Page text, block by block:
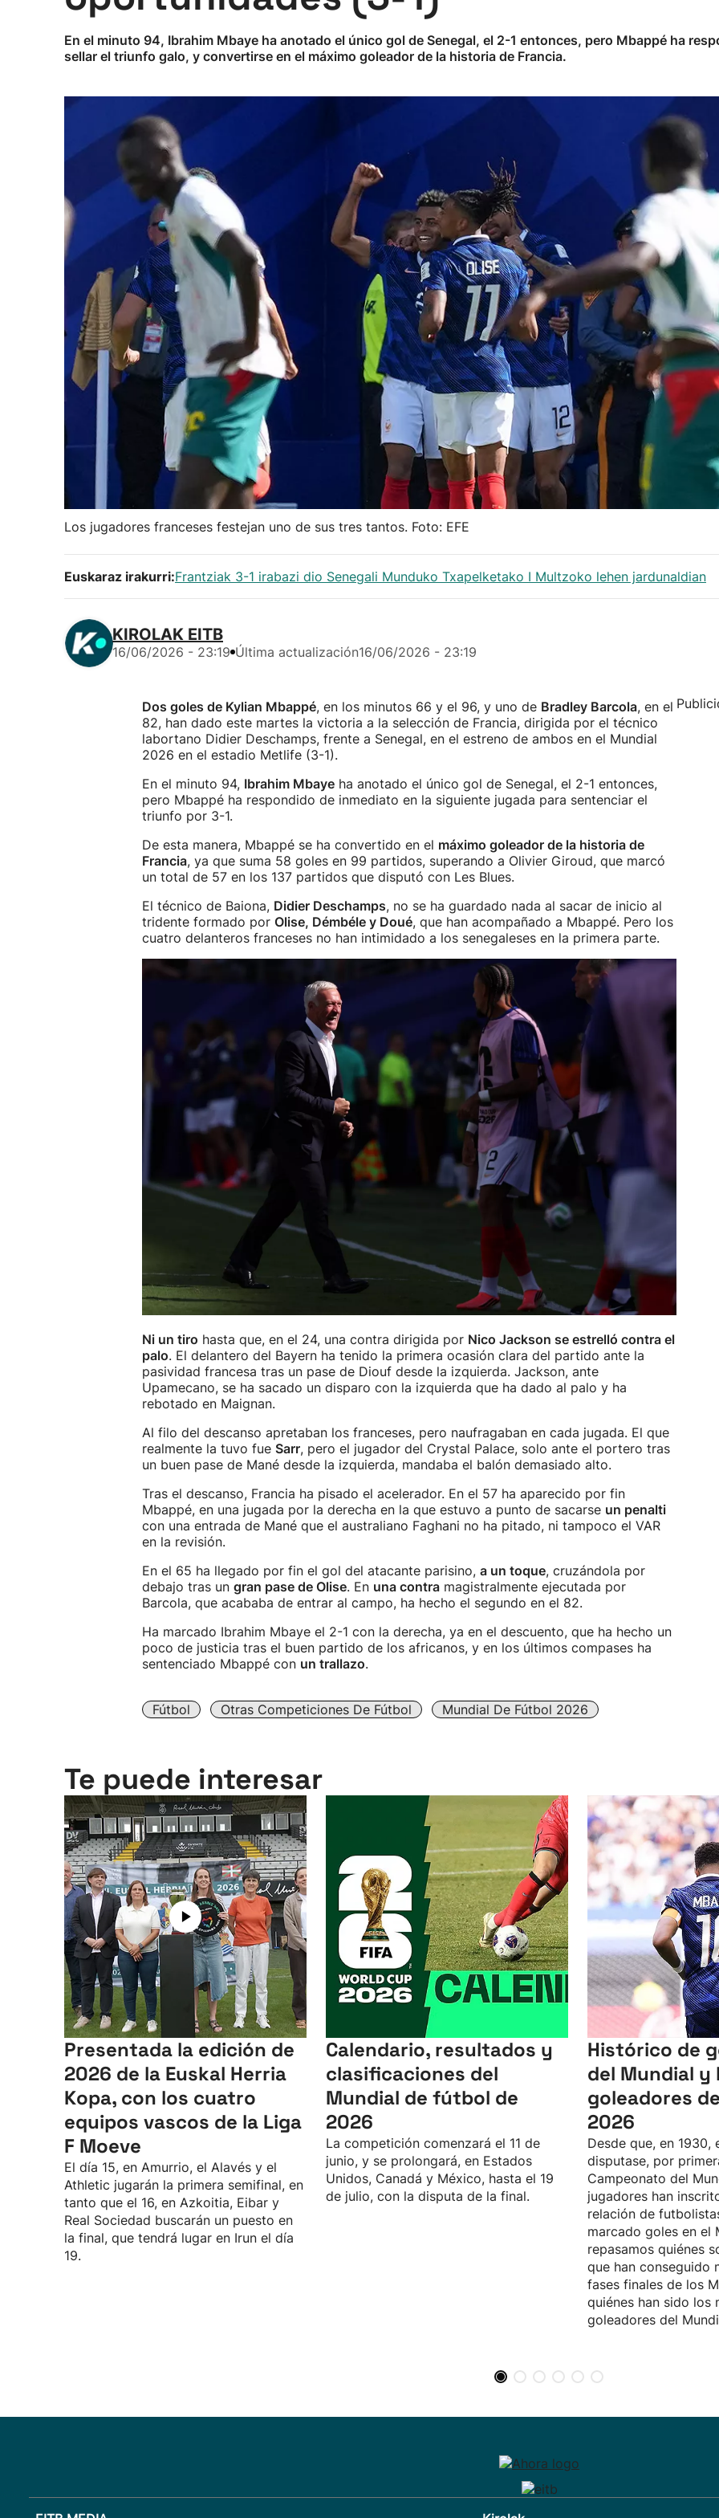
En el minuto 94, Ibrahim Mbaye ha anotado el único gol de Senegal, el 2-1 entonces, pero Mbappé ha
sellar el triunfo galo, y convertirse en el máximo goleador de la historia de Francia.
Los jugadores franceses festejan uno de sus tres tantos. Foto: EFE
Euskaraz irakurri:Frantziak 3-1 irabazi dio Senegali Munduko Txapelketako I Multzoko lehen jardunaldian
KIROLAK EITB
16/06/2026 - 23:19 Última actualización16/06/2026 - 23:19
Dos goles de Kylian Mbappé, en los minutos 66 y el 96, y uno de Bradley Barcola, en el
82, han dado este martes la victoria a la selección de Francia, dirigida por el técnico
labortano Didier Deschamps, frente a Senegal, en el estreno de ambos en el Mundial
2026 en el estadio Metlife (3-1).
En el minuto 94, Ibrahim Mbaye ha anotado el único gol de Senegal, el 2-1 entonces,
pero Mbappé ha respondido de inmediato en la siguiente jugada para sentenciar el
triunfo por 3-1.
De esta manera, Mbappé se ha convertido en el máximo goleador de la historia de
Francia, ya que suma 58 goles en 99 partidos, superando a Olivier Giroud, que marcó
un total de 57 en los 137 partidos que disputó con Les Blues.
El técnico de Baiona, Didier Deschamps, no se ha guardado nada al sacar de inicio al
tridente formado por Olise, Démbéle y Doué, que han acompañado a Mbappé. Pero los
cuatro delanteros franceses no han intimidado a los senegaleses en la primera parte.
Ni un tiro hasta que, en el 24, una contra dirigida por Nico Jackson se estrelló contra el
palo. El delantero del Bayern ha tenido la primera ocasión clara del partido ante la
pasividad francesa tras un pase de Diouf desde la izquierda. Jackson, ante
Upamecano, se ha sacado un disparo con la izquierda que ha dado al palo y ha
rebotado en Maignan.
Al filo del descanso apretaban los franceses, pero naufragaban en cada jugada. El que
realmente la tuvo fue Sarr, pero el jugador del Crystal Palace, solo ante el portero tras
un buen pase de Mané desde la izquierda, mandaba el balón demasiado alto.
Tras el descanso, Francia ha pisado el acelerador. En el 57 ha aparecido por fin
Mbappé, en una jugada por la derecha en la que estuvo a punto de sacarse un penalti
con una entrada de Mané que el australiano Faghani no ha pitado, ni tampoco el VAR
en la revisión.
En el 65 ha llegado por fin el gol del atacante parisino, a un toque, cruzándola por
debajo tras un gran pase de Olise. En una contra magistralmente ejecutada por
Barcola, que acababa de entrar al campo, ha hecho el segundo en el 82.
Ha marcado Ibrahim Mbaye el 2-1 con la derecha, ya en el descuento, que ha hecho un
poco de justicia tras el buen partido de los africanos, y en los últimos compases ha
sentenciado Mbappé con un trallazo.
Fútbol Otras Competiciones De Fútbol Mundial De Fútbol 2026
Te puede interesar
Presentada la edición de
2026 de la Euskal Herria
Kopa, con los cuatro
equipos vascos de la Liga
F Moeve
El día 15, en Amurrio, el Alavés y el
Athletic jugarán la primera semifinal, en
tanto que el 16, en Azkoitia, Eibar y
Real Sociedad buscarán un puesto en
la final, que tendrá lugar en Irun el día
19.
Calendario, resultados y
clasificaciones del
Mundial de fútbol de
2026
La competición comenzará el 11 de
junio, y se prolongará, en Estados
Unidos, Canadá y México, hasta el 19
de julio, con la disputa de la final.
Histórico de
del Mundial y
goleadores
2026
Desde que, en 1930,
disputase, por
Campeonato del
jugadores han
relación de
marcado goles en el
repasamos quiénes
que han conseguido
fases finales de los
quiénes han sido los
goleadores del